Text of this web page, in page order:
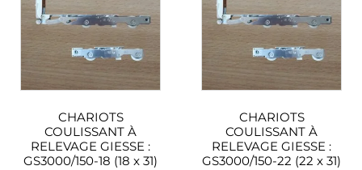
CHARIOTS
COULISSANT À
RELEVAGE GIESSE :
GS3000/150-18 (18 x 31)
CHARIOTS
COULISSANT À
RELEVAGE GIESSE :
GS3000/150-22 (22 x 31)